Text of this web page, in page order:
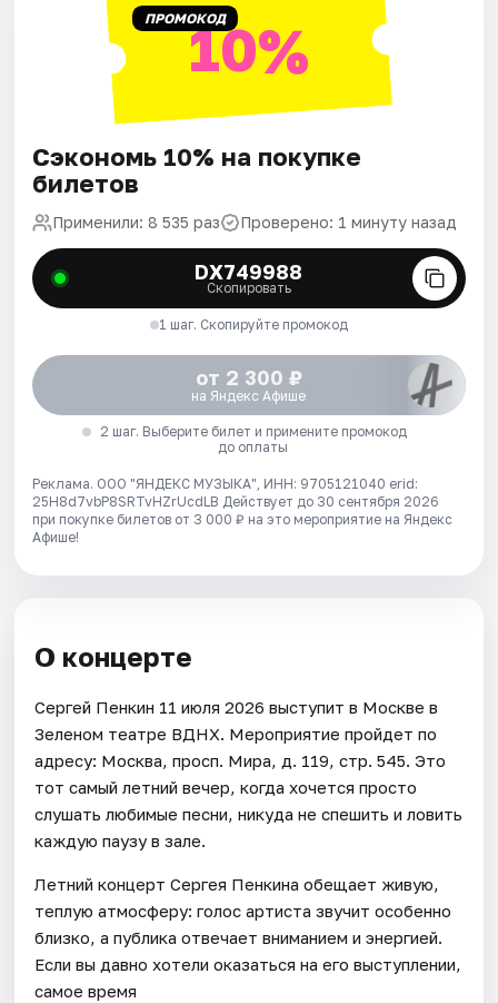
ПРОМОКОД10%
Сэкономь 10% на покупке
билетов
Применили: 8 535 раз Проверено: 1 минуту назад
DX749988
Скопировать
1 шаг. Скопируйте промокод
от 2 300 ₽
на Яндекс Афише
2 шаг. Выберите билет и примените промокод
до оплаты
Реклама. ООО "ЯНДЕКС МУЗЫКА", ИНН: 9705121040 erid:
25H8d7vbP8SRTvHZrUcdLB Действует до 30 сентября 2026
при покупке билетов от 3 000 ₽ на это мероприятие на Яндекс
Афише!
О концерте
Сергей Пенкин 11 июля 2026 выступит в Москве в
Зеленом театре ВДНХ. Мероприятие пройдет по
адресу: Москва, просп. Мира, д. 119, стр. 545. Это
тот самый летний вечер, когда хочется просто
слушать любимые песни, никуда не спешить и ловить
каждую паузу в зале.
Летний концерт Сергея Пенкина обещает живую,
теплую атмосферу: голос артиста звучит особенно
близко, а публика отвечает вниманием и энергией.
Если вы давно хотели оказаться на его выступлении,
самое время